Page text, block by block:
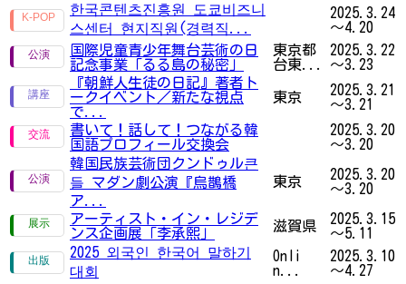
한국콘텐츠진흥원 도쿄비즈니
스센터 현지직원(경력직...
2025.3.24
～4.20
国際児童青少年舞台芸術の日
記念事業「るる島の秘密」
東京都
台東...
2025.3.22
～3.23
『朝鮮人生徒の日記』著者ト
ークイベント／新たな視点
で...
東京
2025.3.21
～3.21
書いて！話して！つながる韓
国語プロフィール交換会
2025.3.20
～3.20
韓国民族芸術団クンドゥル큰
들 マダン劇公演『烏鵲橋
ア...
東京
2025.3.20
～3.20
アーティスト・イン・レジデ
ンス企画展「李承熙」
滋賀県
2025.3.15
～5.11
2025 외국인 한국어 말하기
대회
Onli
n...
2025.3.10
～4.27